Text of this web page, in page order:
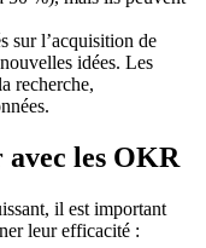
sur l’acquisition de
idées. Les
recherche,
les OKR
il est important
leur efficacité :